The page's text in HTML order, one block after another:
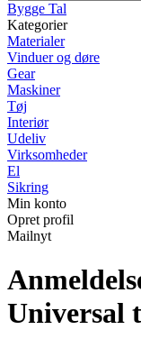
Bygge Tal
Kategorier
Materialer
Vinduer og døre
Gear
Maskiner
Tøj
Interiør
Udeliv
Virksomheder
El
Sikring
Min konto
Opret profil
Mailnyt
Universal